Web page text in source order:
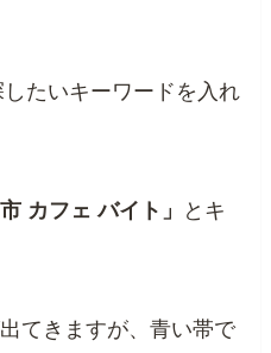
たいキーワードを入れ
市 カフェ バイト」
とキ
てきますが、青い帯で